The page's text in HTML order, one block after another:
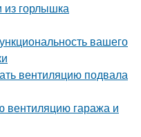
из горлышка
вашего
вентиляцию подвала
вентиляцию гаража и